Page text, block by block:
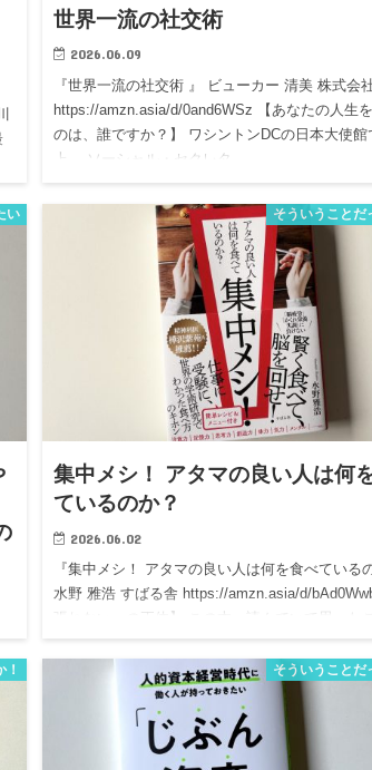
世界一流の社交術
2026.06.09
『世界一流の社交術 』 ビューカー 清美 株式会
https://amzn.asia/d/0and6WSz 【あなたの人生
のは、誰ですか？】 ワシントンDCの日本大使館
上、 ソーシャル・セクレタ…
い そういうことだ
集中メシ！ アタマの良い人は何
ているのか？
2026.06.02
『集中メシ！ アタマの良い人は何を食べている
水野 雅浩 すばる舎 https://amzn.asia/d/
そういうことだ